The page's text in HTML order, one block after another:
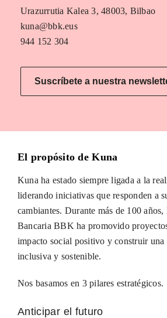
Urazurrutia Kalea 3, 48003, Bilbao
kuna@bbk.eus
944 152 304
Suscríbete a nuestra
El propósito de Kuna
Kuna ha estado siempre ligada a la
liderando iniciativas que responden a
cambiantes. Durante más de 100
Bancaria BBK ha promovido
impacto social positivo y construir una
inclusiva y sostenible.
Nos basamos en 3 pilares estratégicos.
Anticipar el futuro